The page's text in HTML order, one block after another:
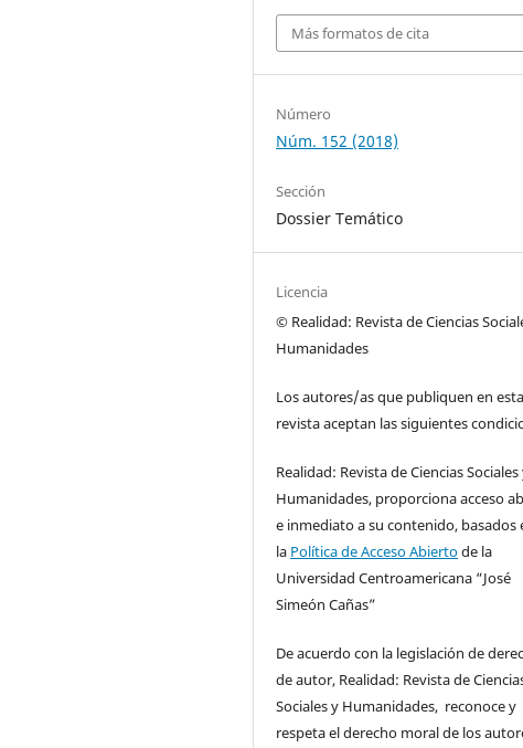
Más formatos de cita
Número
Núm. 152 (2018)
Sección
Dossier Temático
Licencia
© Realidad: Revista de Ciencias
Humanidades
Los autores/as que publiquen en esta
revista aceptan las siguientes
Realidad: Revista de Ciencias Sociales
Humanidades, proporciona acceso
e inmediato a su contenido, basados
la Política de Acceso Abiertode la
Universidad Centroamericana “José
Simeón Cañas”
De acuerdo con la legislación de
de autor, Realidad: Revista de
Sociales y Humanidades, reconoce y
respeta el derecho moral de los